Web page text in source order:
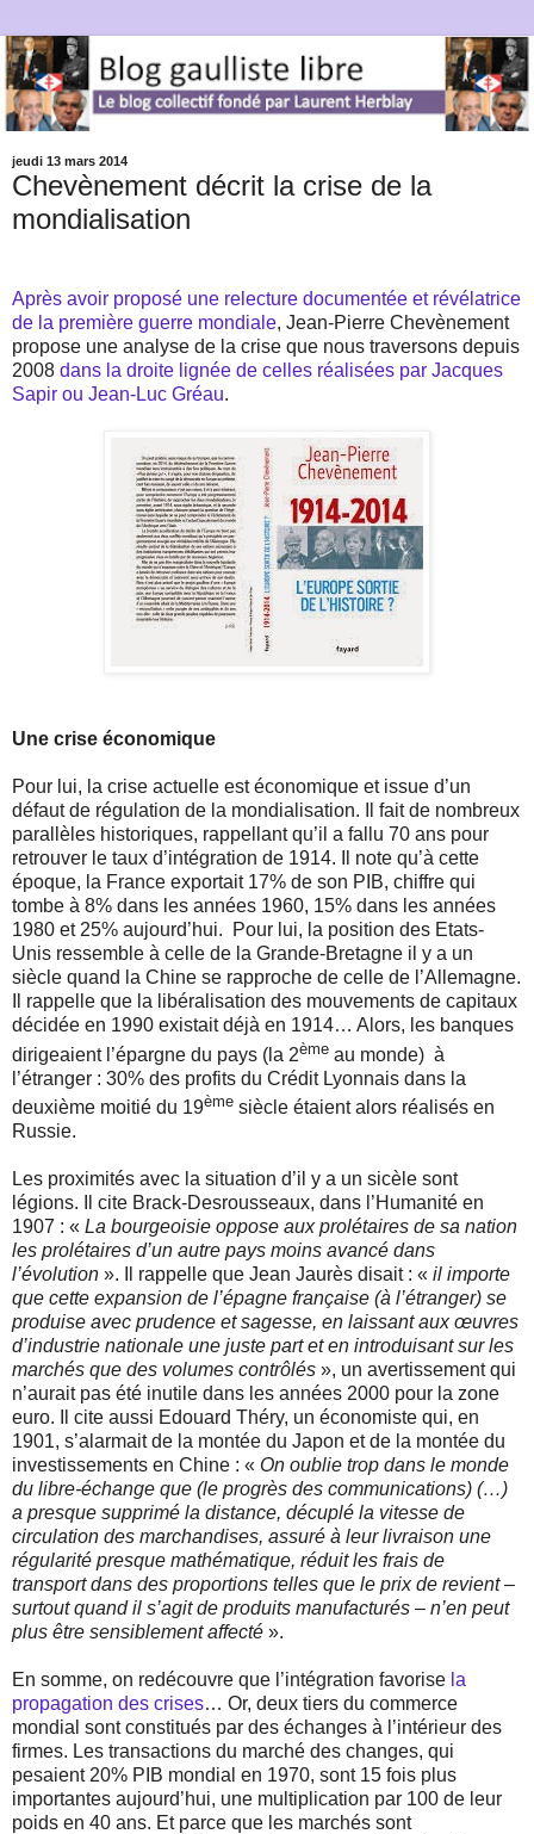
jeudi 13 mars 2014
Chevènement décrit la crise de la
mondialisation
Après avoir proposé une relecture documentée et révélatrice
de la première guerre mondiale, Jean-Pierre Chevènement
propose une analyse de la crise que nous traversons depuis
2008 dans la droite lignée de celles réalisées par Jacques
Sapir ou Jean-Luc Gréau.
Une crise économique
Pour lui, la crise actuelle est économique et issue d’un
défaut de régulation de la mondialisation. Il fait de nombreux
parallèles historiques, rappellant qu’il a fallu 70 ans pour
retrouver le taux d’intégration de 1914. Il note qu’à cette
époque, la France exportait 17% de son PIB, chiffre qui
tombe à 8% dans les années 1960, 15% dans les années
1980 et 25% aujourd’hui.
Pour lui, la position des Etats-
Unis ressemble à celle de la Grande-Bretagne il y a un
siècle quand la Chine se rapproche de celle de l’Allemagne.
Il rappelle que la libéralisation des mouvements de capitaux
décidée en 1990 existait déjà en 1914… Alors, les banques
dirigeaient l’épargne du pays (la 2ème au monde) à
l’étranger : 30% des profits du Crédit Lyonnais dans la
deuxième moitié du 19ème siècle étaient alors réalisés en
Russie.
Les proximités avec la situation d’il y a un sicèle sont
légions. Il cite Brack-Desrousseaux, dans l’Humanité en
1907 : « La bourgeoisie oppose aux prolétaires de sa nation
les prolétaires d’un autre pays moins avancé dans
l’évolution ». Il rappelle que Jean Jaurès disait : « il importe
que cette expansion de l’épagne française (à l’étranger) se
produise avec prudence et sagesse, en laissant aux œuvres
d’industrie nationale une juste part et en introduisant sur les
marchés que des volumes contrôlés », un avertissement qui
n’aurait pas été inutile dans les années 2000 pour la zone
euro. Il cite aussi Edouard Théry, un économiste qui, en
1901, s’alarmait de la montée du Japon et de la montée du
investissements en Chine : « On oublie trop dans le monde
du libre-échange que (le progrès des communications) (…)
a presque supprimé la distance, décuplé la vitesse de
circulation des marchandises, assuré à leur livraison une
régularité presque mathématique, réduit les frais de
transport dans des proportions telles que le prix de revient –
surtout quand il s’agit de produits manufacturés – n’en peut
plus être sensiblement affecté ».
En somme, on redécouvre que l’intégration favorise la
propagation des crises… Or, deux tiers du commerce
mondial sont constitués par des échanges à l’intérieur des
firmes. Les transactions du marché des changes, qui
pesaient 20% PIB mondial en 1970, sont 15 fois plus
importantes aujourd’hui, une multiplication par 100 de leur
poids en 40 ans. Et parce que les marchés sont